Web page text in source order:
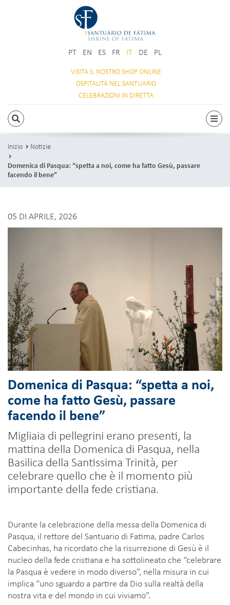
PT EN ES FR IT DE PL
VISITA IL NOSTROSHOP ONLINE
OSPITALITÀ NEL SANTUARIO
CELEBRAZIONI IN DIRETTA
RICERCA
Inizio
Notizie
Domenica di Pasqua: “spetta a noi, come ha fatto Gesù, passare
facendo il bene”
05 DI APRILE, 2026
Domenica di Pasqua: “spetta a noi,
come ha fatto Gesù, passare
facendo il bene”
Migliaia di pellegrini erano presenti, la
mattina della Domenica di Pasqua, nella
Basilica della Santissima Trinità, per
celebrare quello che è il momento più
importante della fede cristiana.
Durante la celebrazione della messa della Domenica di
Pasqua, il rettore del Santuario di Fatima, padre Carlos
Cabecinhas, ha ricordato che la risurrezione di Gesù è il
nucleo della fede cristiana e ha sottolineato che “celebrare
la Pasqua è vedere in modo diverso”, nella misura in cui
implica “uno sguardo a partire da Dio sulla realtà della
nostra vita e del mondo in cui viviamo”.